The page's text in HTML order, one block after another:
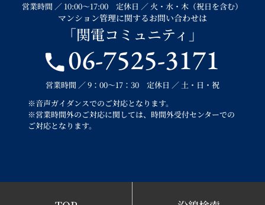
営業時間 ／ 10:00～17:00 定休日 ／ 火・水・木（祝日を含む）
マンション管理に関するお問い合わせは
「関電コミュニティ」
06-7525-3171
営業時間 ／ 9：00～17：30 定休日 ／ 土・日・祝
※音声ガイダンスでのご対応となります。
※営業時間外のご対応に関しては、時間外受付センターでの
ご対応となります。